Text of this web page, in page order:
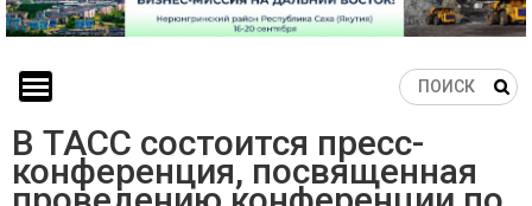
В ТАСС состоится пресс-
конференция, посвященная